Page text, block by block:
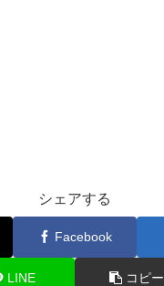
シェアする
Facebook
LINE コピー